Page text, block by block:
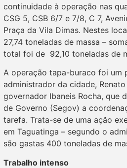
continuidade à operação nas
CSG 5, CSB 6/7 e 7/8, C 7,
Praça da Vila Dimas. Nestes
27,74 toneladas de massa –
total foi de 92,10 toneladas de
A operação tapa-buraco foi um
administrador da cidade,
governador Ibaneis Rocha, que
de Governo (Segov) a
tarefa. Trata-se de uma ação
em Taguatinga – segundo o
são gastas 400 toneladas de
Trabalho intenso